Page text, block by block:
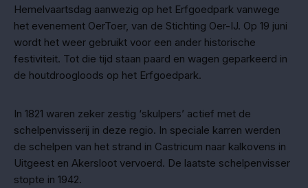
Hemelvaartsdag aanwezig op het Erfgoedpark vanwege
het evenement OerToer, van de Stichting Oer-IJ. Op 19 juni
wordt het weer gebruikt voor een ander historische
festiviteit. Tot die tijd staan paard en wagen geparkeerd in
de houtdroogloods op het Erfgoedpark.
In 1821 waren zeker zestig ‘skulpers’ actief met de
schelpenvisserij in deze regio. In speciale karren werden
de schelpen van het strand in Castricum naar kalkovens in
Uitgeest en Akersloot vervoerd. De laatste schelpenvisser
stopte in 1942.